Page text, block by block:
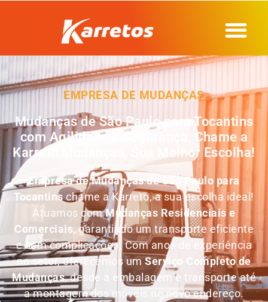
EMPRESA DE MUDANÇAS
Mudanças de São Paulo para Tocantins
com Agilidade e Segurança, Chame a
Karreto Mudanças, Sua Melhor Escolha!
Empresa deMudanças de São Paulo para
Tocantinschame a Karreto, a sua escolha ideal!
Atuamos comMudanças Residenciais e
Comerciais, garantindo um transporte eficiente
e sem complicações. Com anos de experiência
no setor, oferecemos umServiço Completo de
Mudanças, desde a embalagem e transporte até
a montagem dos móveis no novo endereço.